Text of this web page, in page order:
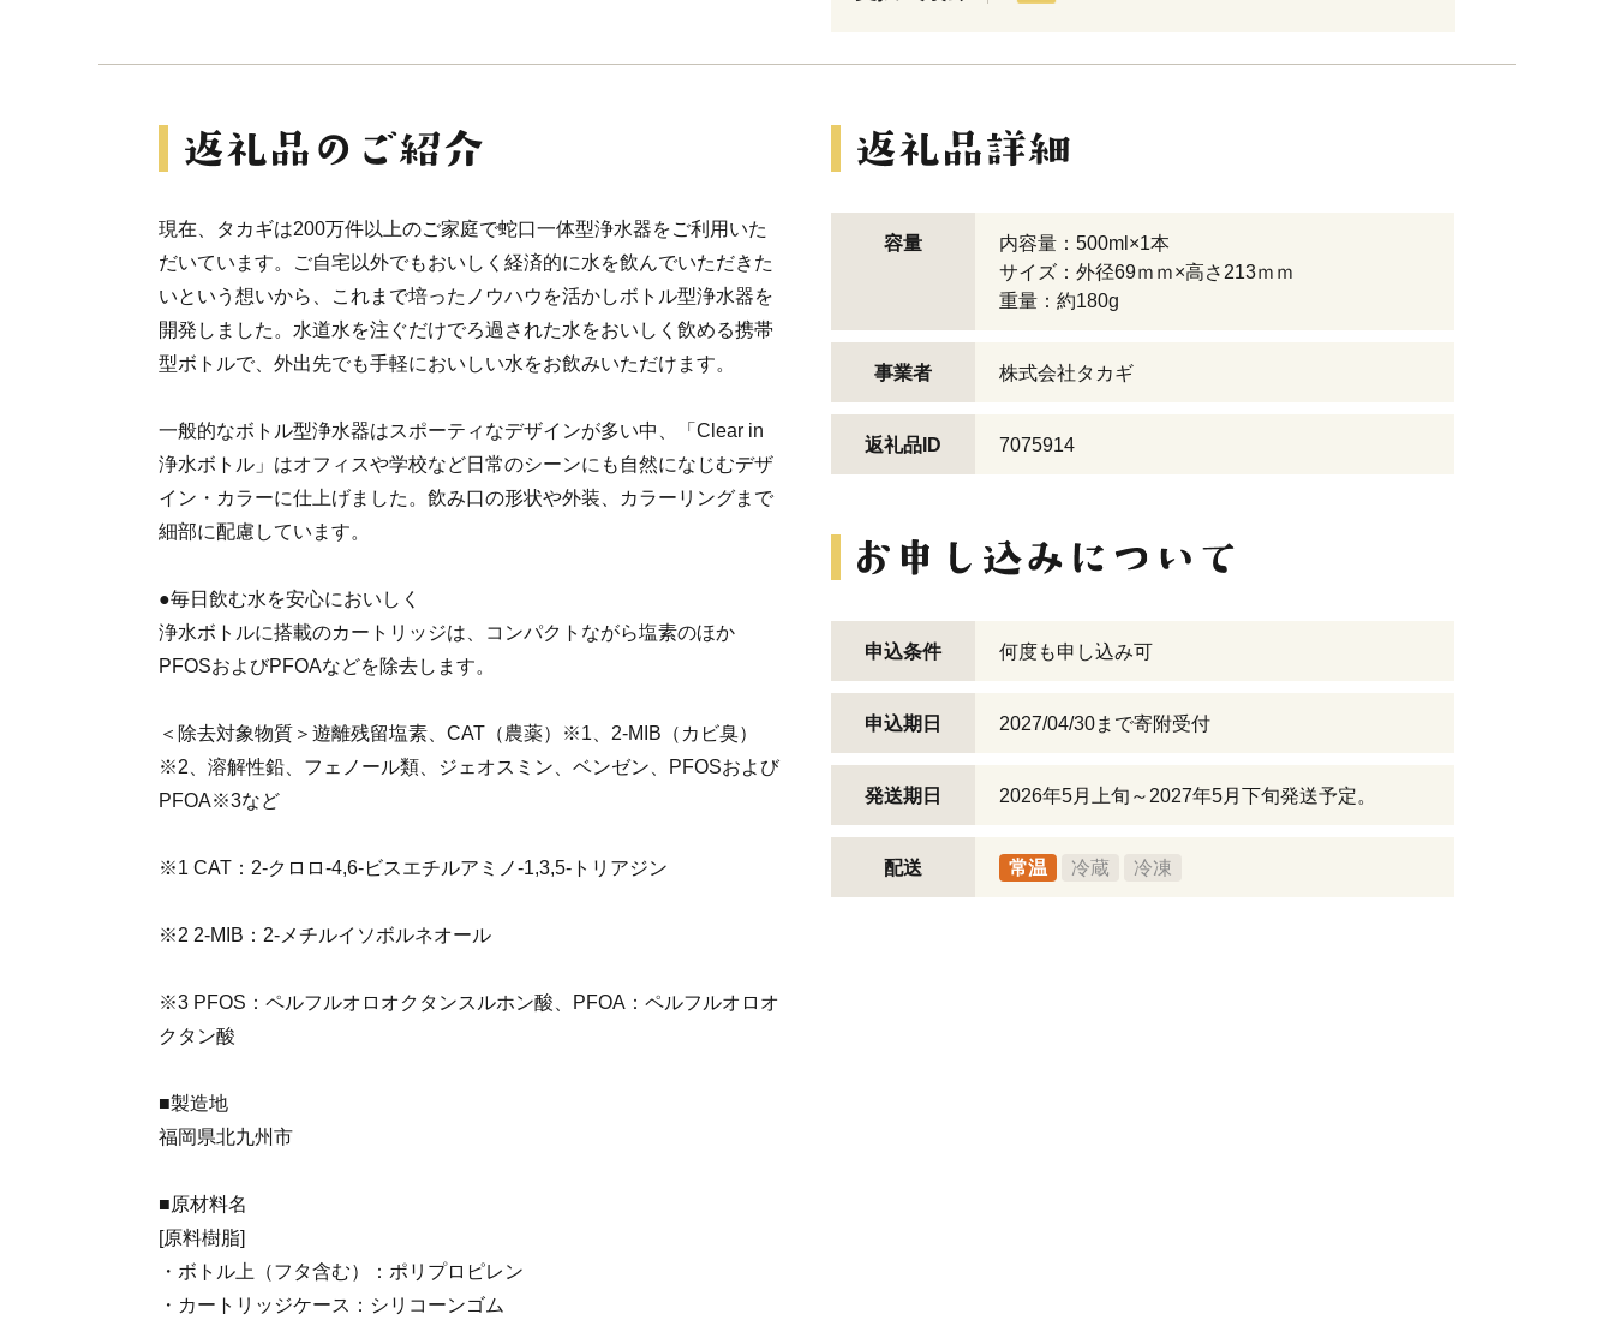
現在、タカギは200万件以上のご家庭で蛇口一体型浄水器をご利用いた
だいています。ご自宅以外でもおいしく経済的に水を飲んでいただきた
いという想いから、これまで培ったノウハウを活かしボトル型浄水器を
開発しました。水道水を注ぐだけでろ過された水をおいしく飲める携帯
型ボトルで、外出先でも手軽においしい水をお飲みいただけます。
一般的なボトル型浄水器はスポーティなデザインが多い中、「Clear in
浄水ボトル」はオフィスや学校など日常のシーンにも自然になじむデザ
イン・カラーに仕上げました。飲み口の形状や外装、カラーリングまで
細部に配慮しています。
●毎日飲む水を安心においしく
浄水ボトルに搭載のカートリッジは、コンパクトながら塩素のほか
PFOSおよびPFOAなどを除去します。
＜除去対象物質＞遊離残留塩素、CAT（農薬）※1、2-MIB（カビ臭）
※2、溶解性鉛、フェノール類、ジェオスミン、ベンゼン、PFOSおよび
PFOA※3など
※1 CAT：2-クロロ-4,6-ビスエチルアミノ-1,3,5-トリアジン
※2 2-MIB：2-メチルイソボルネオール
※3 PFOS：ペルフルオロオクタンスルホン酸、PFOA：ペルフルオロオ
クタン酸
■製造地
福岡県北九州市
■原材料名
[原料樹脂]
・ボトル上（フタ含む）：ポリプロピレン
・カートリッジケース：シリコーンゴム
容量
内容量：500ml×1本
サイズ：外径69ｍｍ×高さ213ｍｍ
重量：約180g
事業者 株式会社タカギ
返礼品ID 7075914
申込条件 何度も申し込み可
申込期日 2027/04/30まで寄附受付
発送期日 2026年5月上旬～2027年5月下旬発送予定。
配送 常温 冷蔵 冷凍